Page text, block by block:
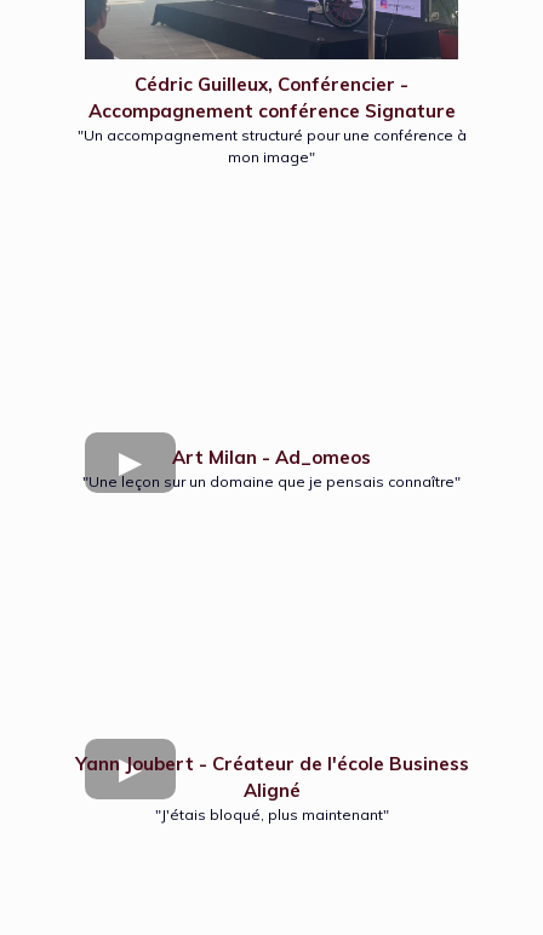
Cédric Guilleux, Conférencier -
Accompagnement conférence Signature
"Un accompagnement structuré pour une conférence à
mon image"
Art Milan - Ad_omeos
"Une leçon sur un domaine que je pensais connaître"
Yann Joubert - Créateur de l'école Business
Aligné
"J'étais bloqué, plus maintenant"